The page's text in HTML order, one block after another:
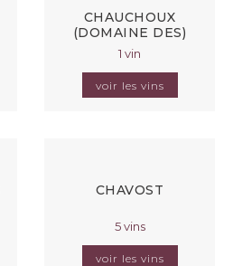
CHAUCHOUX
(DOMAINE DES)
1 vin
voir les vins
CHAVOST
5 vins
voir les vins